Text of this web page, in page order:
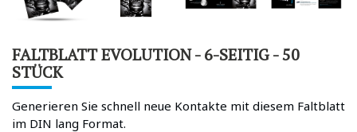
FALTBLATT EVOLUTION - 6-SEITIG - 50
STÜCK
Generieren Sie schnell neue Kontakte mit diesem Faltblatt
im DIN lang Format.